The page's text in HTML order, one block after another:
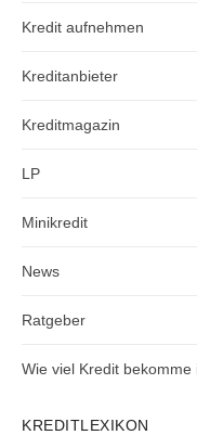
Kredit aufnehmen
Kreditanbieter
Kreditmagazin
LP
Minikredit
News
Ratgeber
Wie viel Kredit bekomme
KREDITLEXIKON